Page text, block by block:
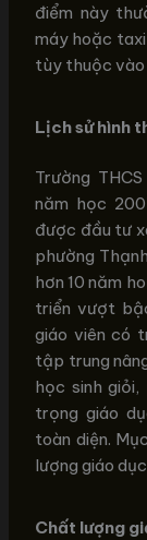
điểm này
máy hoặc
tùy thuộc vào
Lịch sử hình
Trường
năm học
được đầu tư
phường
hơn 10 năm
triển vượt
giáo viên có
tập trung
học sinh
trọng giáo
toàn diện.
lượng giáo
Chất lượng